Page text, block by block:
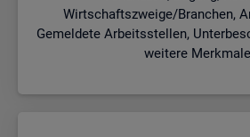
Wirtschaftszweige/Branchen,
Gemeldete Arbeitsstellen,
weitere